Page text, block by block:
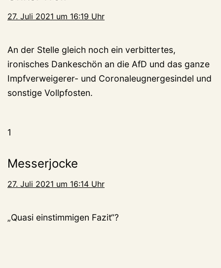
27. Juli 2021 um 16:19 Uhr
An der Stelle gleich noch ein verbittertes,
ironisches Dankeschön an die AfD und das ganze
Impfverweigerer- und Coronaleugnergesindel und
sonstige Vollpfosten.
1
Messerjocke
27. Juli 2021 um 16:14 Uhr
„Quasi einstimmigen Fazit“?